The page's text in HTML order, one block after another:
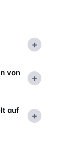
+
von
+
auf
+